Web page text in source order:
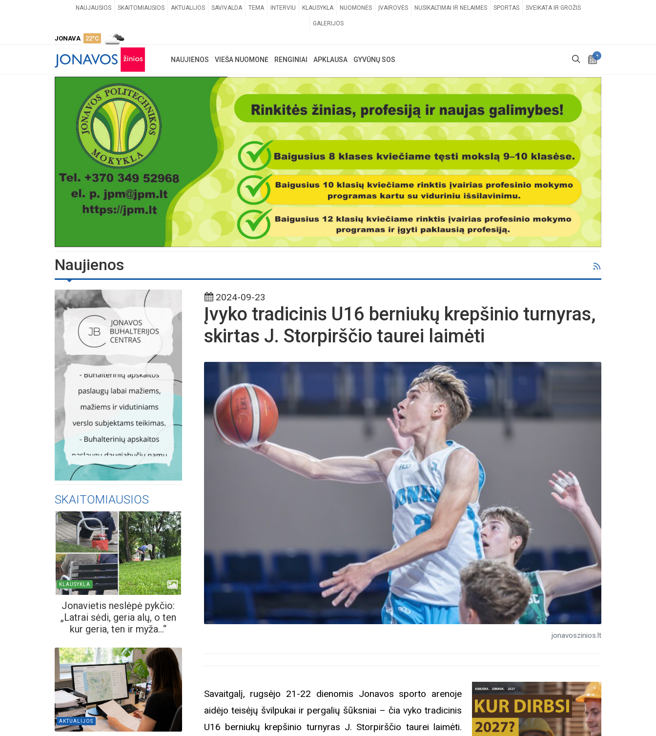
NAUJAUSIOS SKAITOMIAUSIOS AKTUALIJOS SAVIVALDA TEMA INTERVIU KLAUSYKLA NUOMONĖS ĮVAIROVĖS NUSIKALTIMAI IR NELAIMĖS SPORTAS SVEIKATA IR GROŽIS
GALERIJOS
JONAVA 22°C
+
NAUJIENOS VIEŠA NUOMONĖ RENGINIAI APKLAUSA GYVŪNŲ SOS
Naujienos
SKAITOMIAUSIOS
KLAUSYKLA
Jonavietis neslėpė pykčio:
„Latrai sėdi, geria alų, o ten
kur geria, ten ir myža...“
AKTUALIJOS
2024-09-23
Įvyko tradicinis U16 berniukų krepšinio turnyras,
skirtas J. Storpirščio taurei laimėti
jonavoszinios.lt
Savaitgalį, rugsėjo 21-22 dienomis Jonavos sporto arenoje
aidėjo teisėjų švilpukai ir pergalių šūksniai – čia vyko tradicinis
U16 berniukų krepšinio turnyras J. Storpirščio taurei laimėti.